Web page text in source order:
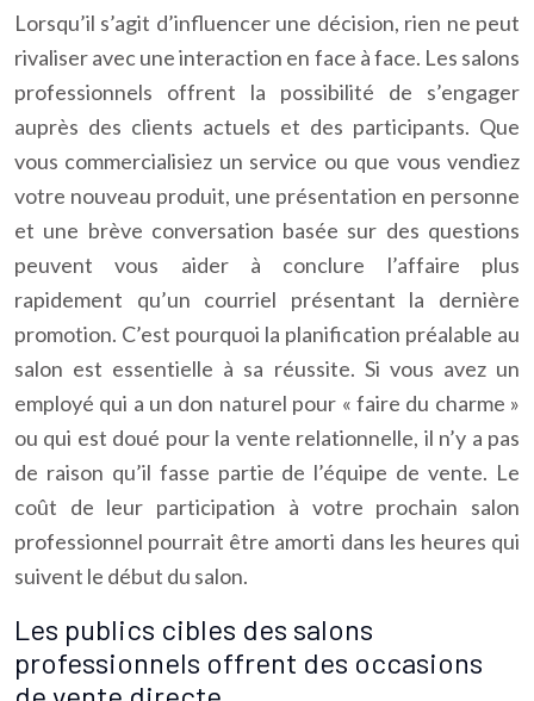
Lorsqu’il s’agit d’influencer une décision, rien ne peut
rivaliser avec une interaction en face à face. Les salons
professionnels offrent la possibilité de s’engager
auprès des clients actuels et des participants. Que
vous commercialisiez un service ou que vous vendiez
votre nouveau produit, une présentation en personne
et une brève conversation basée sur des questions
peuvent vous aider à conclure l’affaire plus
rapidement qu’un courriel présentant la dernière
promotion. C’est pourquoi la planification préalable au
salon est essentielle à sa réussite. Si vous avez un
employé qui a un don naturel pour « faire du charme »
ou qui est doué pour la vente relationnelle, il n’y a pas
de raison qu’il fasse partie de l’équipe de vente. Le
coût de leur participation à votre prochain salon
professionnel pourrait être amorti dans les heures qui
suivent le début du salon.
Les publics cibles des salons
professionnels offrent des occasions